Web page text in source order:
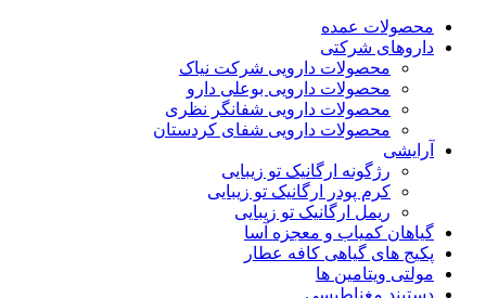
محصولات عمده
داروهای شرکتی
محصولات دارویی شرکت نیاک
محصولات دارویی بوعلی دارو
محصولات دارویی شفانگر نظری
محصولات دارویی شفای کردستان
آرایشی
رژگونه ارگانیک تو زیبایی
کرم پودر ارگانیک تو زیبایی
ریمل ارگانیک تو زیبایی
گیاهان کمیاب و معجزه آسا
پکیج های گیاهی کافه عطار
مولتی ویتامین ها